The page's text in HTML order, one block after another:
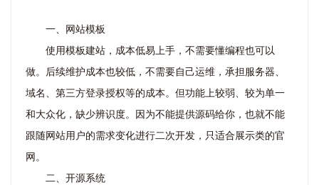
一、网站模板
使用模板建站，成本低易上手，不需要懂编程也可以
做。后续维护成本也较低，不需要自己运维，承担服务器、
域名、第三方登录授权等的成本。但功能上较弱、较为单一
和大众化，缺少辨识度。因为不能提供源码给你，也就不能
跟随网站用户的需求变化进行二次开发，只适合展示类的官
网。
二、开源系统